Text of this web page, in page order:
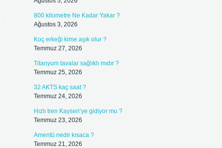
800 kilometre Ne Kadar Yakar ?
Ağustos 3, 2026
Koç erkeği kime aşık olur ?
Temmuz 27, 2026
Titanyum tavalar sağlıklı mıdır ?
Temmuz 25, 2026
32 AKTS kaç saat ?
Temmuz 24, 2026
Hızlı tren Kayseri’ye gidiyor mu ?
Temmuz 23, 2026
Amentü nedir kısaca ?
Temmuz 21, 2026